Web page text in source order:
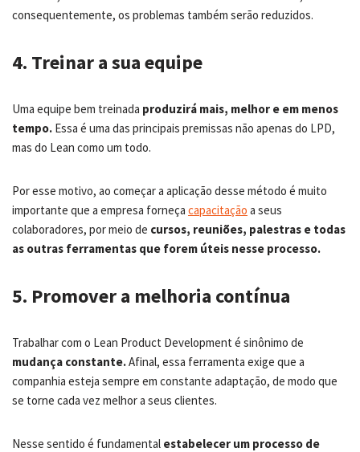
consequentemente, os problemas também serão reduzidos.
4. Treinar a sua equipe
Uma equipe bem treinada produzirá mais, melhor e em menos
tempo. Essa é uma das principais premissas não apenas do LPD,
mas do Lean como um todo.
Por esse motivo, ao começar a aplicação desse método é muito
importante que a empresa forneça capacitação a seus
colaboradores, por meio de cursos, reuniões, palestras e todas
as outras ferramentas que forem úteis nesse processo.
5. Promover a melhoria contínua
Trabalhar com o Lean Product Development é sinônimo de
mudança constante.Afinal, essa ferramenta exige que a
companhia esteja sempre em constante adaptação, de modo que
se torne cada vez melhor a seus clientes.
Nesse sentido é fundamental estabelecer um processo de